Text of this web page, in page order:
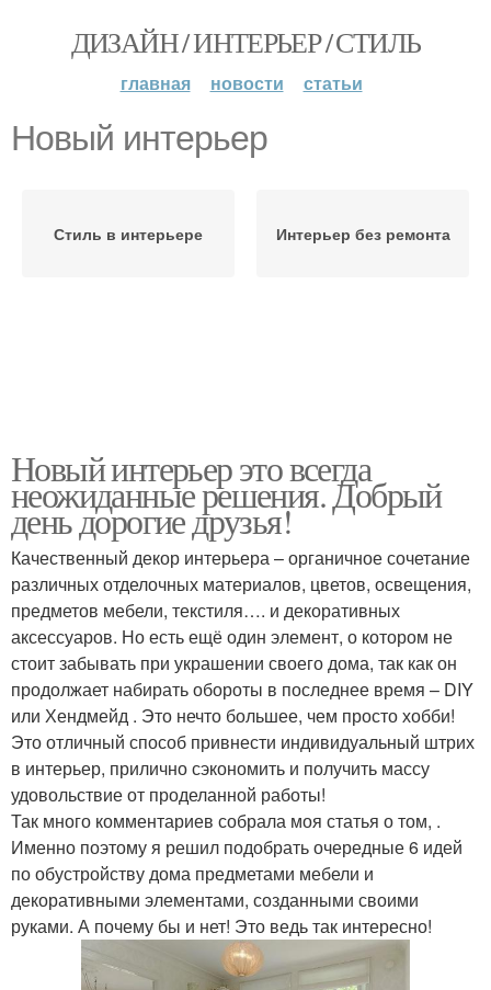
ДИЗАЙН / ИНТЕРЬЕР / СТИЛЬ
главная новости статьи
Новый интерьер
Стиль в интерьере Интерьер без ремонта
Новый интерьер это всегда
неожиданные решения. Добрый
день дорогие друзья!
Качественный декор интерьера – органичное сочетание
различных отделочных материалов, цветов, освещения,
предметов мебели, текстиля…. и декоративных
аксессуаров. Но есть ещё один элемент, о котором не
стоит забывать при украшении своего дома, так как он
продолжает набирать обороты в последнее время – DIY
или Хендмейд . Это нечто большее, чем просто хобби!
Это отличный способ привнести индивидуальный штрих
в интерьер, прилично сэкономить и получить массу
удовольствие от проделанной работы!
Так много комментариев собрала моя статья о том, .
Именно поэтому я решил подобрать очередные 6 идей
по обустройству дома предметами мебели и
декоративными элементами, созданными своими
руками. А почему бы и нет! Это ведь так интересно!